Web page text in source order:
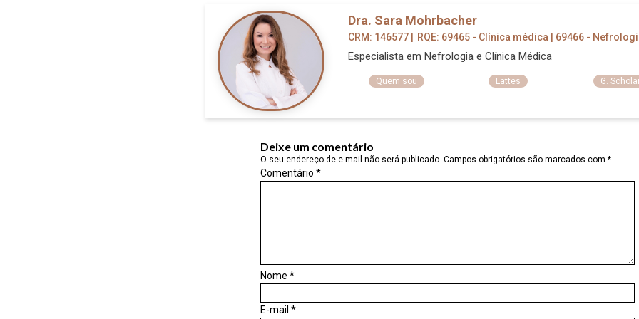
Dra. Sara Mohrbacher
CRM: 146577 | RQE: 69465 - Clínica médica | 69466 -
Especialista em Nefrologia e Clínica Médica
Quem sou Lattes G.
Deixe um comentário
O seu endereço de e-mail não será publicado. Campos obrigatórios são marcados com *
Comentário *
Nome *
E-mail *